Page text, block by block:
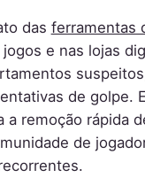
das ferramentas
e nas lojas
de golpe.
a remoção rápida
de